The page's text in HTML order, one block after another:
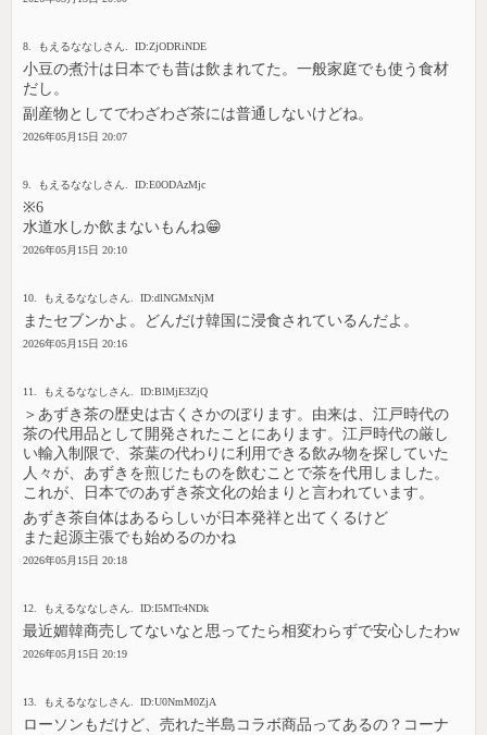
8. もえるななしさん. ID:ZjODRiNDE
小豆の煮汁は日本でも昔は飲まれてた。一般家庭でも使う食材
だし。
副産物としてでわざわざ茶には普通しないけどね。
2026年05月15日 20:07
9. もえるななしさん. ID:E0ODAzMjc
※6
水道水しか飲まないもんね😁
2026年05月15日 20:10
10. もえるななしさん. ID:dlNGMxNjM
またセブンかよ。どんだけ韓国に浸食されているんだよ。
2026年05月15日 20:16
11. もえるななしさん. ID:BlMjE3ZjQ
＞あずき茶の歴史は古くさかのぼります。由来は、江戸時代の
茶の代用品として開発されたことにあります。江戸時代の厳し
い輸入制限で、茶葉の代わりに利用できる飲み物を探していた
人々が、あずきを煎じたものを飲むことで茶を代用しました。
これが、日本でのあずき茶文化の始まりと言われています。
あずき茶自体はあるらしいが日本発祥と出てくるけど
また起源主張でも始めるのかね
2026年05月15日 20:18
12. もえるななしさん. ID:I5MTc4NDk
最近媚韓商売してないなと思ってたら相変わらずで安心したわw
2026年05月15日 20:19
13. もえるななしさん. ID:U0NmM0ZjA
ローソンもだけど、売れた半島コラボ商品ってあるの？コーナ